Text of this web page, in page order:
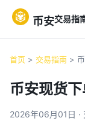
币安交易指
首页 > 交易指南 >
币安现货
2026年06月01日 ·